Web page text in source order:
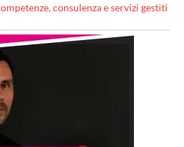
consulenza e servizi gestiti